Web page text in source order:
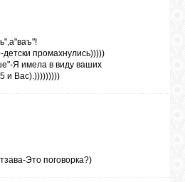
промахнулись)))))
Я имела в виду ваших
и Вас).)))))))))
Это поговорка?)